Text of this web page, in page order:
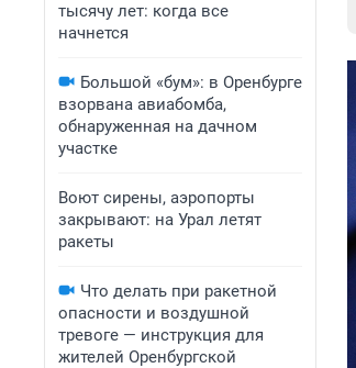
тысячу лет: когда все
начнется
Большой «бум»: в Оренбурге
взорвана авиабомба,
обнаруженная на дачном
участке
Воют сирены, аэропорты
закрывают: на Урал летят
ракеты
Что делать при ракетной
опасности и воздушной
тревоге — инструкция для
жителей Оренбургской